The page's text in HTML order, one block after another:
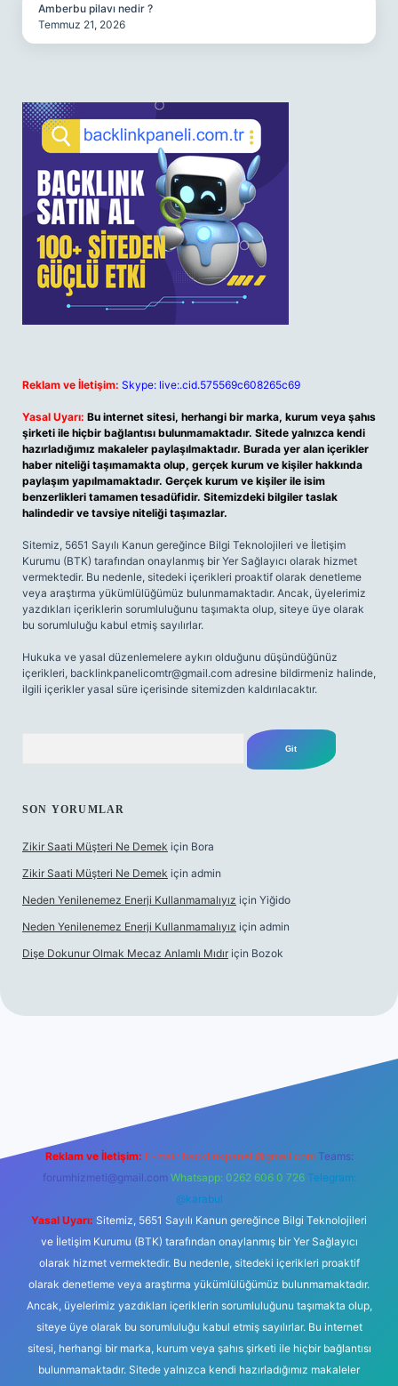
Amberbu pilavı nedir ?
Temmuz 21, 2026
Reklam ve İletişim: Skype: live:.cid.575569c608265c69
Yasal Uyarı: Bu internet sitesi, herhangi bir marka, kurum veya şahıs
şirketi ile hiçbir bağlantısı bulunmamaktadır. Sitede yalnızca kendi
hazırladığımız makaleler paylaşılmaktadır. Burada yer alan içerikler
haber niteliği taşımamakta olup, gerçek kurum ve kişiler hakkında
paylaşım yapılmamaktadır. Gerçek kurum ve kişiler ile isim
benzerlikleri tamamen tesadüfidir. Sitemizdeki bilgiler taslak
halindedir ve tavsiye niteliği taşımazlar.
Sitemiz, 5651 Sayılı Kanun gereğince Bilgi Teknolojileri ve İletişim
Kurumu (BTK) tarafından onaylanmış bir Yer Sağlayıcı olarak hizmet
vermektedir. Bu nedenle, sitedeki içerikleri proaktif olarak denetleme
veya araştırma yükümlülüğümüz bulunmamaktadır. Ancak, üyelerimiz
yazdıkları içeriklerin sorumluluğunu taşımakta olup, siteye üye olarak
bu sorumluluğu kabul etmiş sayılırlar.
Hukuka ve yasal düzenlemelere aykırı olduğunu düşündüğünüz
içerikleri, backlinkpanelicomtr@gmail.com adresine bildirmeniz halinde,
ilgili içerikler yasal süre içerisinde sitemizden kaldırılacaktır.
SON YORUMLAR
Zikir Saati Müşteri Ne Demek için Bora
Zikir Saati Müşteri Ne Demek için admin
Neden Yenilenemez Enerji Kullanmamalıyız için Yiğido
Neden Yenilenemez Enerji Kullanmamalıyız için admin
Dişe Dokunur Olmak Mecaz Anlamlı Mıdır için Bozok
Reklam ve İletişim: E-mail: backlinkpaneli@gmail.com Teams:
forumhizmeti@gmail.com Whatsapp: 0262 606 0 726 Telegram:
@karabul
Yasal Uyarı: Sitemiz, 5651 Sayılı Kanun gereğince Bilgi Teknolojileri
ve İletişim Kurumu (BTK) tarafından onaylanmış bir Yer Sağlayıcı
olarak hizmet vermektedir. Bu nedenle, sitedeki içerikleri proaktif
olarak denetleme veya araştırma yükümlülüğümüz bulunmamaktadır.
Ancak, üyelerimiz yazdıkları içeriklerin sorumluluğunu taşımakta olup,
siteye üye olarak bu sorumluluğu kabul etmiş sayılırlar. Bu internet
sitesi, herhangi bir marka, kurum veya şahıs şirketi ile hiçbir bağlantısı
bulunmamaktadır. Sitede yalnızca kendi hazırladığımız makaleler